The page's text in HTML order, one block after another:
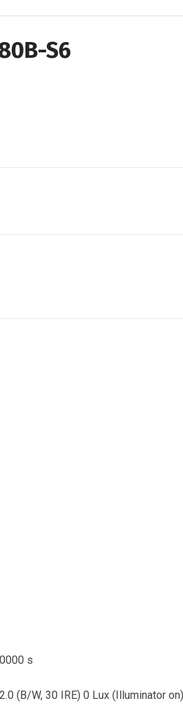
S6
s
(B/W, 30 IRE) 0 Lux (Illuminator